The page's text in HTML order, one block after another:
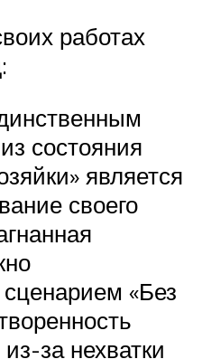
работах
состояния
является
своего
сценарием «Без
за нехватки